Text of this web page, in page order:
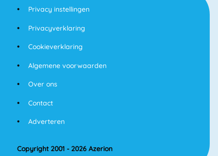
Privacy instellingen
Privacyverklaring
Cookieverklaring
Algemene voorwaarden
Over ons
Contact
Adverteren
Copyright 2001 - 2026 Azerion